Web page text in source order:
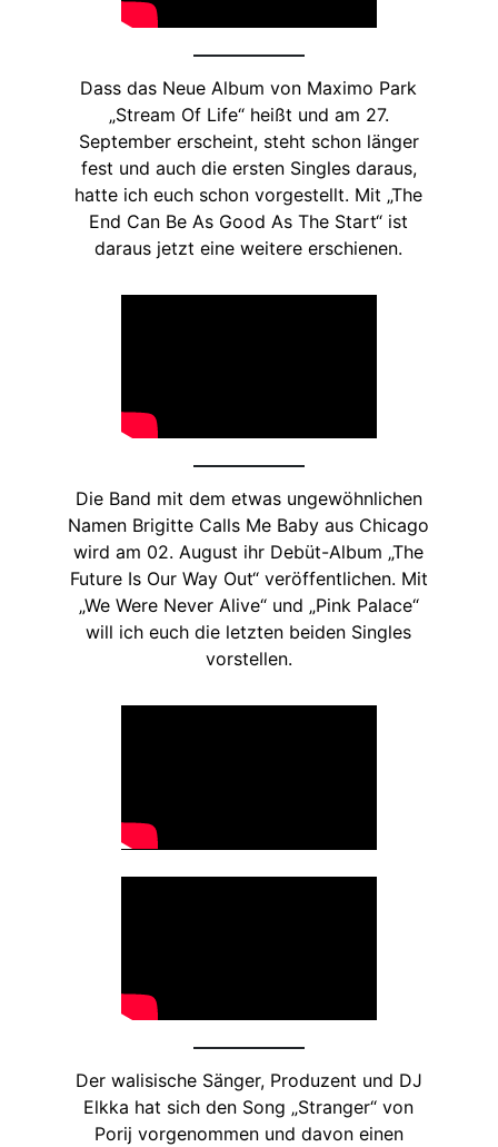
Dass das Neue Album von Maximo Park
„Stream Of Life“ heißt und am 27.
September erscheint, steht schon länger
fest und auch die ersten Singles daraus,
hatte ich euch schon vorgestellt. Mit „The
End Can Be As Good As The Start“ ist
daraus jetzt eine weitere erschienen.
Die Band mit dem etwas ungewöhnlichen
Namen Brigitte Calls Me Baby aus Chicago
wird am 02. August ihr Debüt-Album „The
Future Is Our Way Out“ veröffentlichen. Mit
„We Were Never Alive“ und „Pink Palace“
will ich euch die letzten beiden Singles
vorstellen.
Der walisische Sänger, Produzent und DJ
Elkka hat sich den Song „Stranger“ von
Porij vorgenommen und davon einen